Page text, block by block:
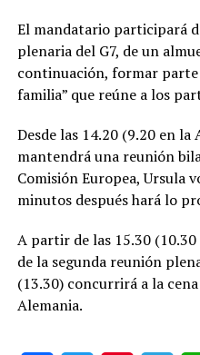
El mandatario participará
plenaria del G7, de un
continuación, formar
familia” que reúne a los
Desde las 14.20 (9.20 en
mantendrá una reunión
Comisión Europea, Ursula
minutos después hará lo
A partir de las 15.30
de la segunda reunión
(13.30) concurrirá a la
Alemania.